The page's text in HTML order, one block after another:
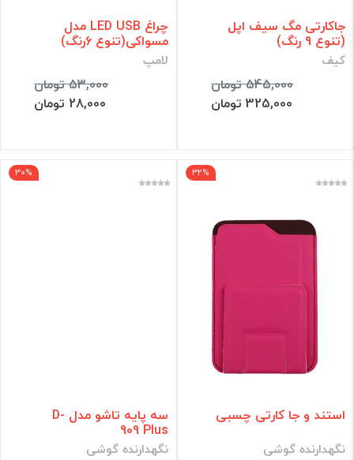
تومان
فیلتر
جاکارتی مگ سیف اپل
(تنوع 9 رنگ)
کیف
545,000 تومان
325,000 تومان
چراغ LED USB مدل
مسواکی(تنوع 6رنگ)
لامپ
53,000 تومان
28,000 تومان
32%
استند و جا کارتی چسبی
نگهدارنده گوشی
30%
سه پایه تاشو مدل D-
909 Plus
نگهدارنده گوشی